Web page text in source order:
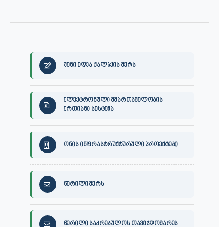
შენი იდეა ქალაქის მერს
ელექტრონული მმართბველობის
ერთიანი სისტემა
ონის ინფრასტრუქტურული პროექტები
წერილი მერს
წერილი საკრებულოს თავმჯდომარეს